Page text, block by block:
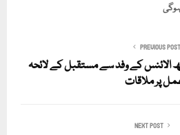
PREVIOUS POST
الائنس کے وفد سے مستقبل کے لائحہ
پر ملاقات
NEXT POST